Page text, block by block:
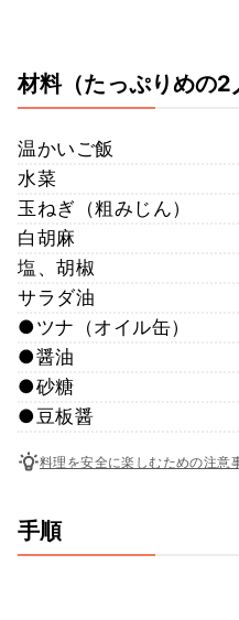
材料（たっぷりめの2
温かいご飯
水菜
玉ねぎ（粗みじん）
白胡麻
塩、胡椒
サラダ油
●ツナ（オイル缶）
●醤油
●砂糖
●豆板醤
料理を安全に楽しむための注意
手順